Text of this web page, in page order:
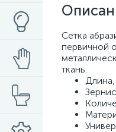
Сетка
первичной
ткань.